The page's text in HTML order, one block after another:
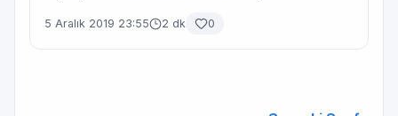
5 Aralık 2019 23:55 2 dk 0